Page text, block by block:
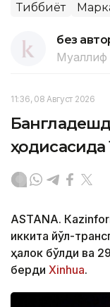
Тиббиёт
без
Муаллиф
11:36, 08 Август 2026
ҳодисасида
ASTANА.
иккита йўл-
ҳалок бўлди ва
берди Xinhua.